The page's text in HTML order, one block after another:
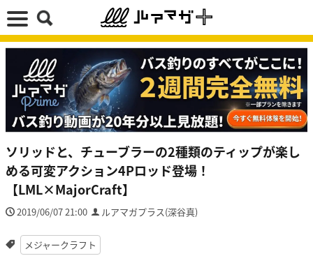
ソリッドと、チューブラーの2種類のティップが楽し
める可変アクション4Pロッド登場！
【LML×MajorCraft】
2019/06/07 21:00 ルアマガプラス(深谷真)
メジャークラフト